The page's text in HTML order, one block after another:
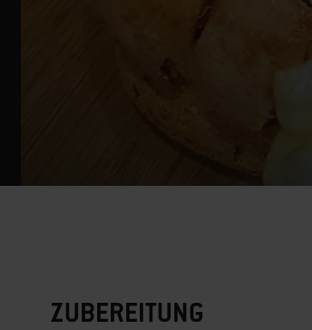
ZUBEREITUNG